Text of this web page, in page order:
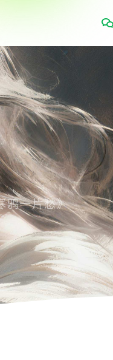
鸦一片愁》|